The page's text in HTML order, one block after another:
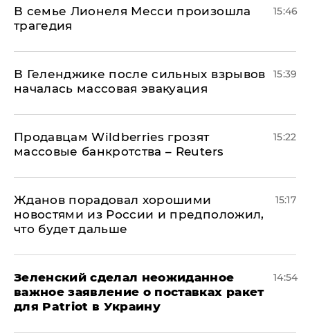
В семье Лионеля Месси произошла
трагедия
15:46
В Геленджике после сильных взрывов
началась массовая эвакуация
15:39
Продавцам Wildberries грозят
массовые банкротства – Reuters
15:22
Жданов порадовал хорошими
новостями из России и предположил,
что будет дальше
15:17
Зеленский сделал неожиданное
важное заявление о поставках ракет
для Patriot в Украину
14:54